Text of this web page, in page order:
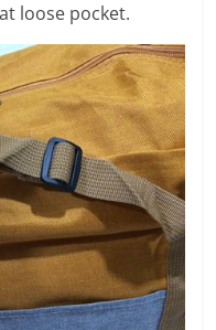
loose pocket.